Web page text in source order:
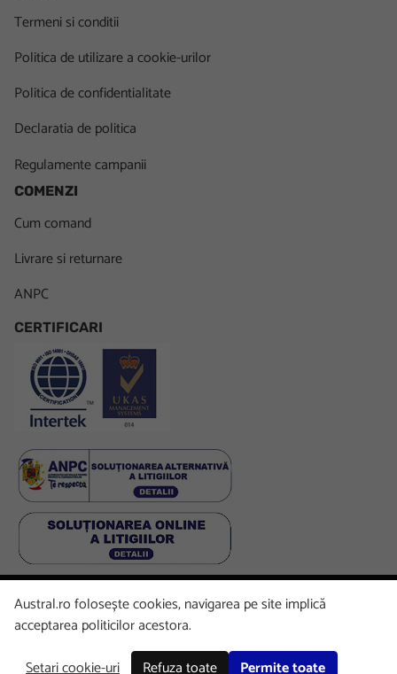
Termeni si conditii
Politica de utilizare a cookie-urilor
Politica de confidentialitate
Declaratia de politica
Regulamente campanii
COMENZI
Cum comand
Livrare si returnare
ANPC
CERTIFICARI
FacebookLinkedInInstagramYoutube
Copyright © 2026 Austral. All rights reserved.
Austral.ro folosește cookies, navigarea pe site implică
acceptarea politicilor acestora.
Setari cookie-uri
Refuza toate Permite toate